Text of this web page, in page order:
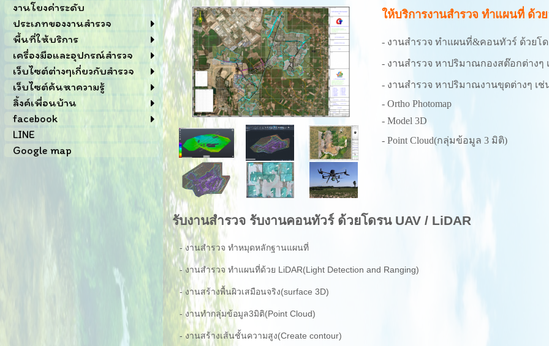
งานโยงค่าระดับ
ประเภทของงานสำรวจ
พื้นที่ให้บริการ
เครื่องมือและอุปกรณ์สำรวจ
เว็บไซต์ต่างๆเกี่ยวกับสำรวจ
เว็บไซต์ค้นหาความรู้
ลิ้งค์เพื่อนบ้าน
facebook
LINE
Google map
ให้บริการงานสำรวจ ทำแผนที่ ด้
- งานสำรวจ ทำแผนที่&คอนทัวร์ ด้วยโ
- งานสำรวจ หาปริมาณกองสต๊อกต่างๆ
- งานสำรวจ หาปริมาณงานขุดต่างๆ เ
- Ortho Photomap
- Model 3D
- Point Cloud(กลุ่มข้อมูล 3 มิติ)
รับงานสำรวจ รับงานคอนทัวร์ ด้วยโดรน UAV / LiDAR
- งานสำรวจ ทำหมุดหลักฐานแผนที่
- งานสำรวจ ทำแผนที่ด้วย LiDAR(Light Detection and Ranging)
- งานสร้างพื้นผิวเสมือนจริง(surface 3D)
- งานทำกลุ่มข้อมูล3มิติ(Point Cloud)
- งานสร้างเส้นชั้นความสูง(Create contour)